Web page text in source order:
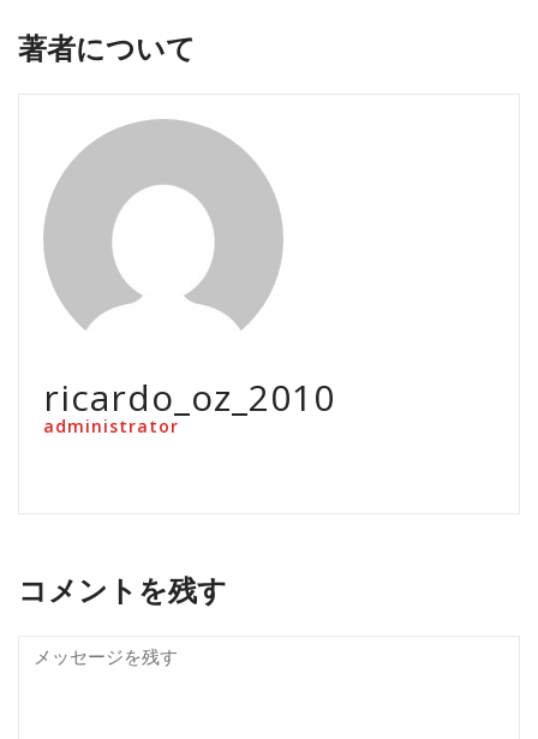
著者について
ricardo_oz_2010
administrator
コメントを残す